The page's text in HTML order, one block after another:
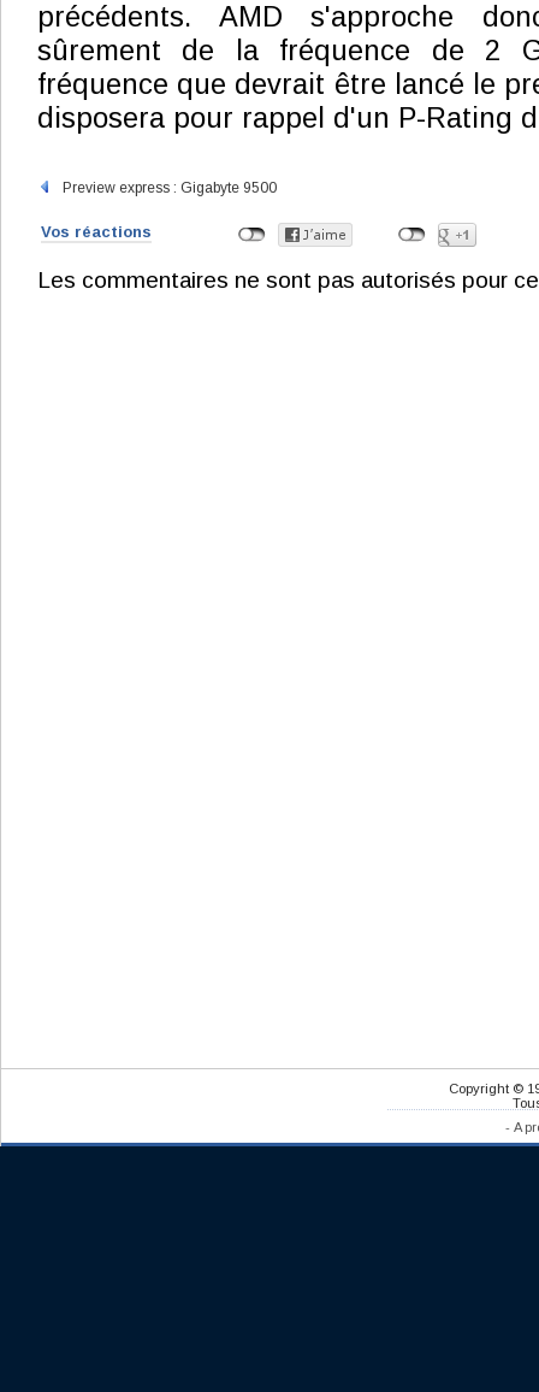
précédents. AMD s'approche
sûrement de la fréquence de 2
fréquence que devrait être lancé le
disposera pour rappel d'un P-Rating
Preview express : Gigabyte 9500
Vos réactions
Les commentaires ne sont pas autorisés pour
Copyright ©
- A